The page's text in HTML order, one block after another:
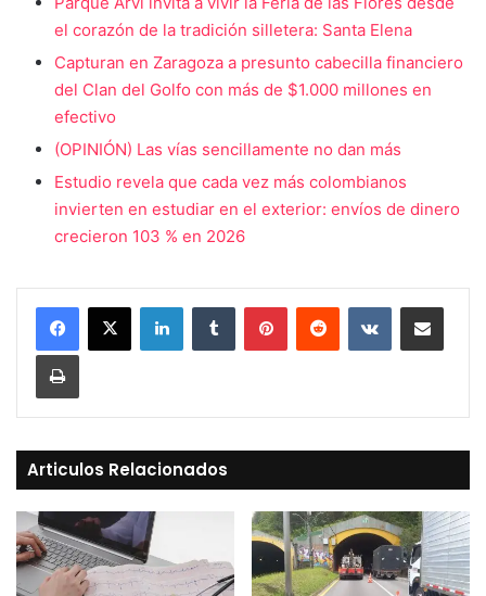
el corazón de la tradición silletera: Santa Elena
Capturan en Zaragoza a presunto cabecilla financiero
del Clan del Golfo con más de $1.000 millones en
efectivo
(OPINIÓN) Las vías sencillamente no dan más
Estudio revela que cada vez más colombianos
invierten en estudiar en el exterior: envíos de dinero
crecieron 103 % en 2026
LinkedInTumblr PinterestReddit VKontakteCompartir vía Mail
Print
Articulos Relacionados